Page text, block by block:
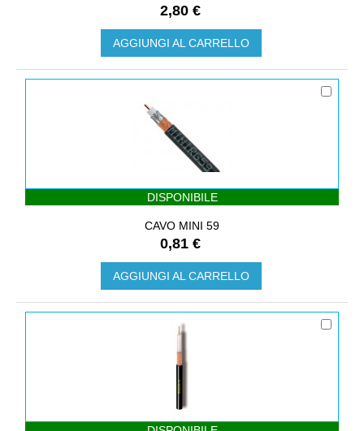
2,80 €
AGGIUNGI AL CARRELLO
DISPONIBILE
CAVO MINI 59
0,81 €
AGGIUNGI AL CARRELLO